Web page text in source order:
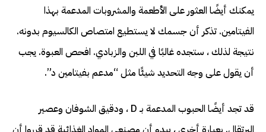
يمكنك أيضًا العثور على الأطعمة والمشروبات المدعمة بهذا
الفيتامين. تذكر أن جسمك لا يستطيع امتصاص الكالسيوم بدونه.
نتيجة لذلك ، ستجده غالبًا في اللبن والزبادي. افحص العبوة. يجب
أن يقول على وجه التحديد شيئًا مثل “مدعم بفيتامين د”.
قد تجد أيضًا الحبوب المدعمة بـ D ، ودقيق الشوفان وعصير